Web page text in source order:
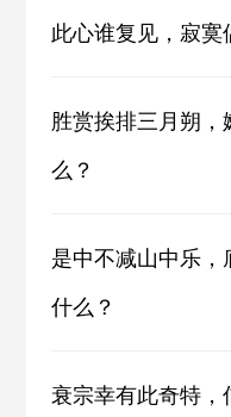
此心谁复见，寂寞
胜赏挨排三月朔
么？
是中不减山中乐
什么？
衰宗幸有此奇特